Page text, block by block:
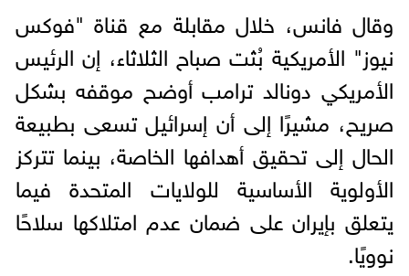
وقال فانس، خلال مقابلة مع قناة "فوكس
نيوز" الأمريكية بُثت صباح الثلاثاء، إن الرئيس
الأمريكي دونالد ترامب أوضح موقفه بشكل
صريح، مشيرًا إلى أن إسرائيل تسعى بطبيعة
الحال إلى تحقيق أهدافها الخاصة، بينما تتركز
الأولوية الأساسية للولايات المتحدة فيما
يتعلق بإيران على ضمان عدم امتلاكها سلاحًا
نوويًا.